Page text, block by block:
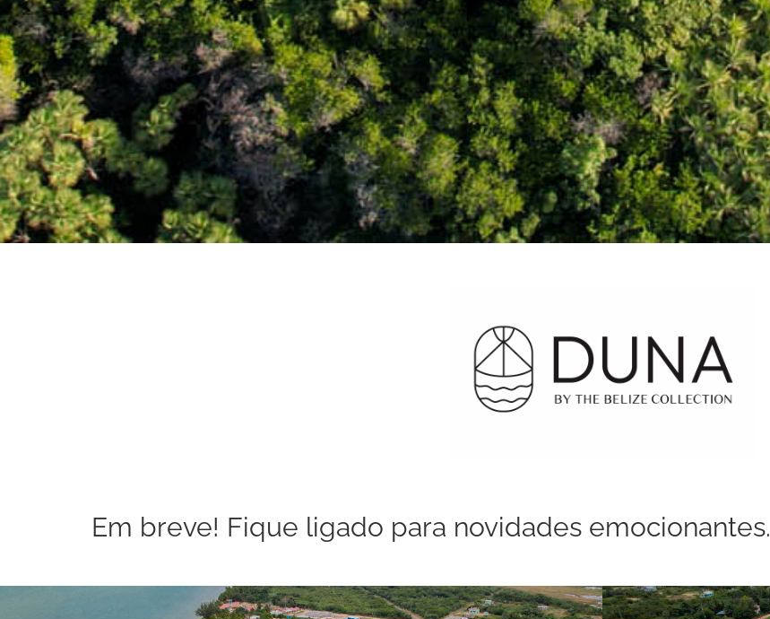
Em breve! Fique ligado para novidades emocionantes.